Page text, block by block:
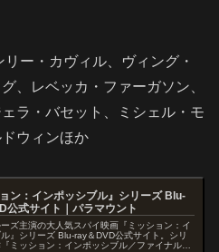
ー・カヴィル、ヴィング・
、レベッカ・ファーガソン、
ラ・バセット、ミシェル・モ
ウィンほか
ョン：インポッシブル』シリーズ Blu-
公式サイト｜パラマウント
ーズ主演の大人気スパイ映画『ミッション：イ
』シリーズ Blu-ray＆DVD公式サイト。シリ
ミッション：インポッシブル／ファイナル・